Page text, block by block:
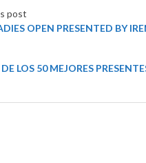
post
OPEN PRESENTED BY
LOS 50 MEJORES